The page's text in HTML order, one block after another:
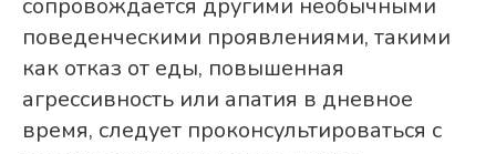
сопровождается другими необычными
поведенческими проявлениями, такими
как отказ от еды, повышенная
агрессивность или апатия в дневное
время, следует проконсультироваться с